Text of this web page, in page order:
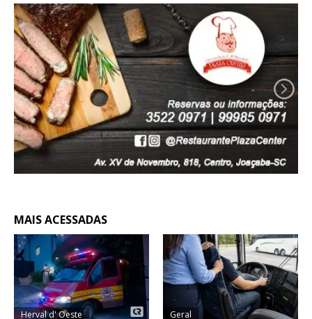
MAIS ACESSADAS
Herval d' Oeste Geral